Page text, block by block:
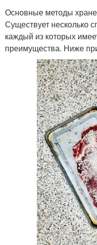
Основные методы
Существует несколько
каждый из которых
преимущества. Ниже